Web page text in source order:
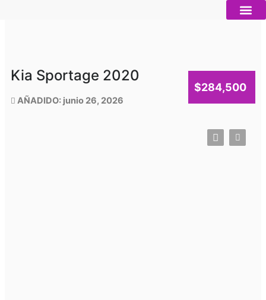
Kia Sportage 2020
AÑADIDO: junio 26, 2026
$284,500